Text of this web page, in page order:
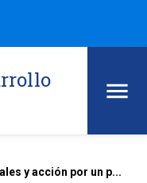
y acción por un p...